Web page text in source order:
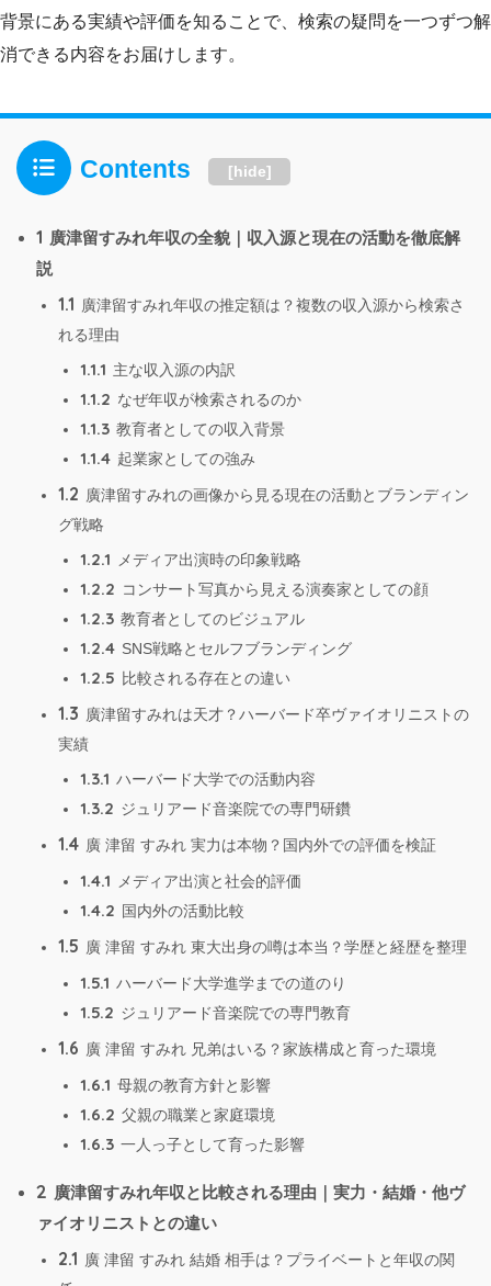
背景にある実績や評価を知ることで、検索の疑問を一つずつ解
消できる内容をお届けします。
Contents [hide]
1 廣津留すみれ年収の全貌｜収入源と現在の活動を徹底解
説
1.1 廣津留すみれ年収の推定額は？複数の収入源から検索さ
れる理由
1.1.1 主な収入源の内訳
1.1.2 なぜ年収が検索されるのか
1.1.3 教育者としての収入背景
1.1.4 起業家としての強み
1.2 廣津留すみれの画像から見る現在の活動とブランディン
グ戦略
1.2.1 メディア出演時の印象戦略
1.2.2 コンサート写真から見える演奏家としての顔
1.2.3 教育者としてのビジュアル
1.2.4 SNS戦略とセルフブランディング
1.2.5 比較される存在との違い
1.3 廣津留すみれは天才？ハーバード卒ヴァイオリニストの
実績
1.3.1 ハーバード大学での活動内容
1.3.2 ジュリアード音楽院での専門研鑽
1.4 廣 津留 すみれ 実力は本物？国内外での評価を検証
1.4.1 メディア出演と社会的評価
1.4.2 国内外の活動比較
1.5 廣 津留 すみれ 東大出身の噂は本当？学歴と経歴を整理
1.5.1 ハーバード大学進学までの道のり
1.5.2 ジュリアード音楽院での専門教育
1.6 廣 津留 すみれ 兄弟はいる？家族構成と育った環境
1.6.1 母親の教育方針と影響
1.6.2 父親の職業と家庭環境
1.6.3 一人っ子として育った影響
2 廣津留すみれ年収と比較される理由｜実力・結婚・他ヴ
ァイオリニストとの違い
2.1 廣 津留 すみれ 結婚 相手は？プライベートと年収の関